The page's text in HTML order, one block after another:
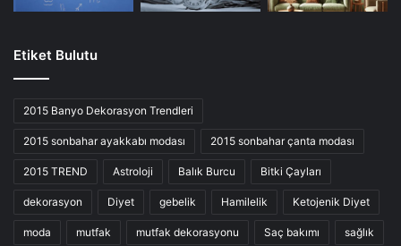
Etiket Bulutu
2015 Banyo Dekorasyon Trendleri
2015 sonbahar ayakkabı modası 2015 sonbahar çanta modası
2015 TREND Astroloji Balık Burcu Bitki Çayları
dekorasyon Diyet gebelik Hamilelik Ketojenik Diyet
moda mutfak mutfak dekorasyonu Saç bakımı sağlık